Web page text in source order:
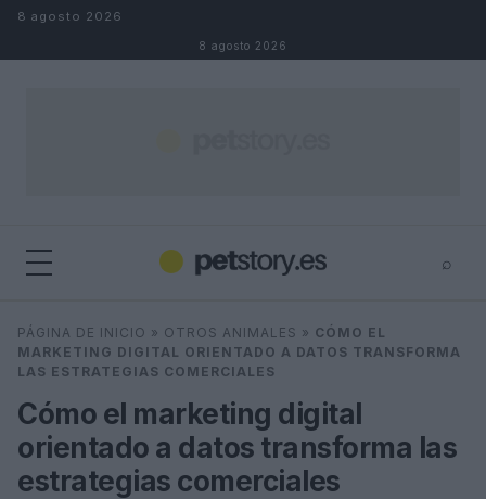
Saltar al contenido
8 agosto 2026
8 agosto 2026
⌕
Buscar
PÁGINA DE INICIO » OTROS ANIMALES » CÓMO EL
MARKETING DIGITAL ORIENTADO A DATOS TRANSFORMA
LAS ESTRATEGIAS COMERCIALES
Cómo el marketing digital
orientado a datos transforma las
estrategias comerciales